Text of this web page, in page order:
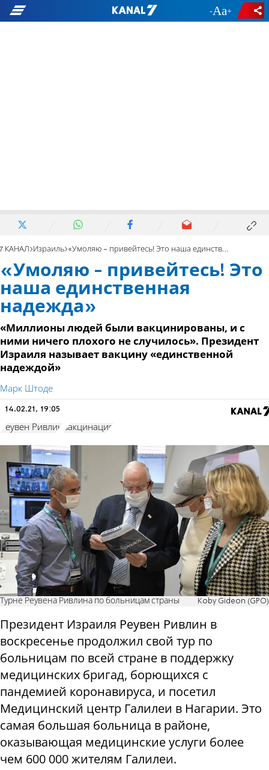
- +
7 КАНАЛ Израиль «Умоляю - привейтесь! Это наша единственная надежда»
«Умоляю - привейтесь! Это
наша единственная
надежда»
«Миллионы людей были вакцинированы, и с
ними ничего плохого не случилось». Президент
Израиля называет вакцину «единственной
надеждой»
Марк Штоде
14.02.21, 19:05
Реувен Ривлин вакцинация
Турне Реувена Ривлина по больницам страны Koby Gideon (GPO)
Президент Израиля Реувен Ривлин в
воскресенье продолжил свой тур по
больницам по всей стране в поддержку
медицинских бригад, борющихся с
пандемией коронавируса, и посетил
Медицинский центр Галилеи в Нагарии. Это
самая большая больница в районе,
оказывающая медицинские услуги более
чем 600 000 жителям Галилеи.